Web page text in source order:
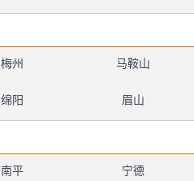
梅州 马鞍山
绵阳 眉山
南平 宁德